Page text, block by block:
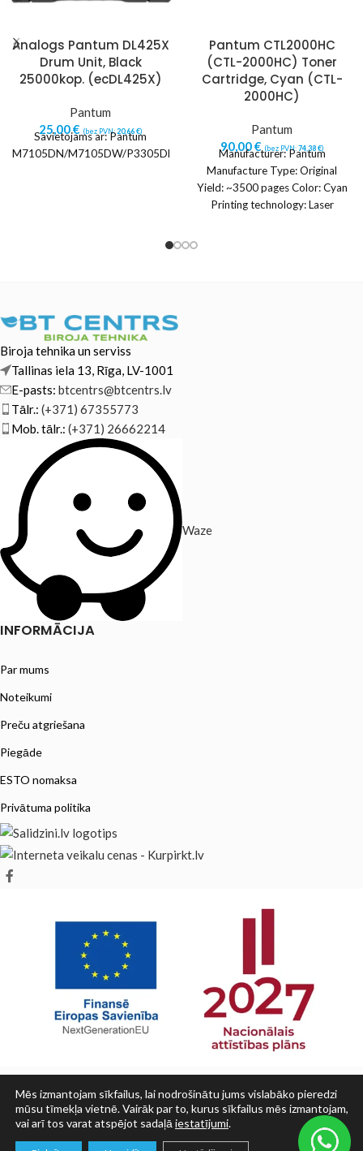
Analogs Pantum DL425X
Drum Unit, Black
25000kop. (ecDL425X)
Pantum
25,00€ (bez PVN:20,66€)
Savietojams ar: Pantum
M7105DN/M7105DW/P3305DN/P3305DW
Pantum CTL2000HC
(CTL-2000HC) Toner
Cartridge, Cyan (CTL-
2000HC)
Pantum
90,00€ (bez PVN:74,38€)
Manufacturer: Pantum
Manufacture Type: Original
Yield: ~3500 pages Color: Cyan
Printing technology: Laser
Biroja tehnika un serviss
Tallinas iela 13, Rīga, LV-1001
E-pasts: btcentrs@btcentrs.lv
Tālr.: (+371) 67355773
Mob. tālr.: (+371) 26662214
Waze
INFORMĀCIJA
Par mums
Noteikumi
Preču atgriešana
Piegāde
ESTO nomaksa
Privātuma politika
© SIA PRINT LV 2025
Mēs izmantojam sīkfailus, lai nodrošinātu jums vislabāko pieredzi
mūsu tīmekļa vietnē. Vairāk par to, kurus sīkfailus mēs izmantojam,
vai arī tos varat atspējot sadaļā iestatījumi.